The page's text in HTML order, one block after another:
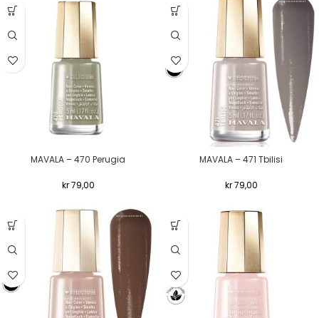
MAVALA – 470 Perugia
kr79,00
MAVALA – 471 Tbilisi
kr79,00